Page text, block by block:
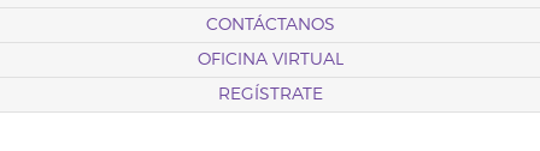
CONTÁCTANOS
OFICINA VIRTUAL
REGÍSTRATE